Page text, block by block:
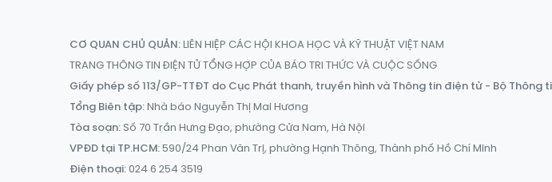
CƠ QUAN CHỦ QUẢN:LIÊN HIỆP CÁC HỘI KHOA HỌC VÀ KỸ THUẬT VIỆT NAM
TRANG THÔNG TIN ĐIỆN TỬ TỔNG HỢP CỦA BÁO TRI THỨC VÀ CUỘC SỐNG
Giấy phép số 113/GP-TTĐT do Cục Phát thanh, truyền hình và Thông tin điện tử - Bộ
Tổng Biên tập:Nhà báo Nguyễn Thị Mai Hương
Tòa soạn:Số 70 Trần Hưng Đạo, phường Cửa Nam, Hà Nội
VPĐD tại TP.HCM:590/24 Phan Văn Trị, phường Hạnh Thông, Thành phố Hồ Chí Minh
Điện thoại:024 6 254 3519